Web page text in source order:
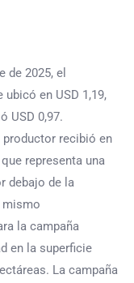
de 2025, el
en USD 1,19,
USD 0,97.
recibió en
representa una
debajo de la
mismo
la campaña
en la superficie
La campaña